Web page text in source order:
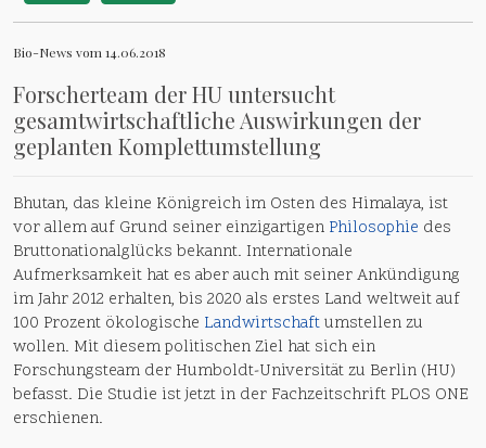
Bio-News vom 14.06.2018
Forscherteam der HU untersucht
gesamtwirtschaftliche Auswirkungen der
geplanten Komplettumstellung
Bhutan, das kleine Königreich im Osten des Himalaya, ist
vor allem auf Grund seiner einzigartigen Philosophie des
Bruttonationalglücks bekannt. Internationale
Aufmerksamkeit hat es aber auch mit seiner Ankündigung
im Jahr 2012 erhalten, bis 2020 als erstes Land weltweit auf
100 Prozent ökologische Landwirtschaftumstellen zu
wollen. Mit diesem politischen Ziel hat sich ein
Forschungsteam der Humboldt-Universität zu Berlin (HU)
befasst. Die Studie ist jetzt in der Fachzeitschrift PLOS ONE
erschienen.